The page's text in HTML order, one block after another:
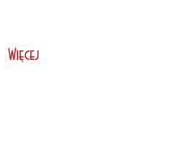
Więcej